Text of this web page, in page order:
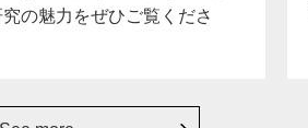
の魅力をぜひご覧くださ